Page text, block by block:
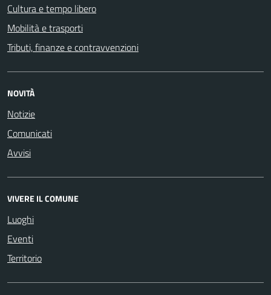
Cultura e tempo libero
Mobilità e trasporti
Tributi, finanze e contravvenzioni
NOVITÀ
Notizie
Comunicati
Avvisi
VIVERE IL COMUNE
Luoghi
Eventi
Territorio